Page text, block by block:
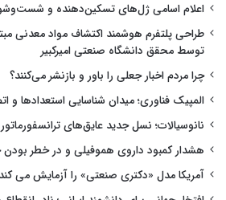
اعلام اسامی ژل‌های تسکین‌دهنده و
طراحی پلتفرم هوشمند اکتشاف مواد معدنی
توسط محقق دانشگاه صنعتی امیرکبیر
چرا مردم اخبار جعلی را باور و بازنشر می‌کنند؟
المپیک فناوری؛ میدان شناسایی استعدادها و
نانوسیالات؛ نسل جدید عایق‌های ترانسفورماتور
هشدار کمبود داروی هموفیلی و در خطر بودن
آمریکا مدل «دکتری صنعتی» را آزمایش می کند